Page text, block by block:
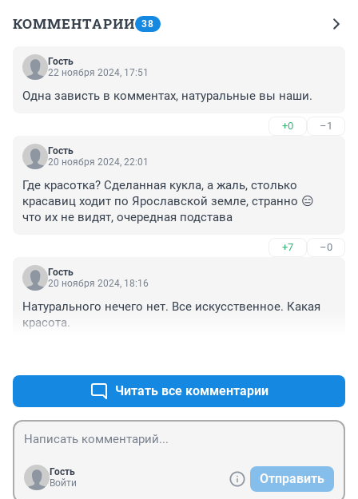
КОММЕНТАРИИ 38
Гость
22 ноября 2024, 17:51
Одна зависть в комментах, натуральные вы наши.
+0 –1
Гость
20 ноября 2024, 22:01
Где красотка? Сделанная кукла, а жаль, столько
красавиц ходит по Ярославской земле, странно 😑
что их не видят, очередная подстава
+7 –0
Гость
20 ноября 2024, 18:16
Натурального нечего нет. Все искусственное. Какая
красота.
Читать все комментарии
Гость
Войти
Отправить